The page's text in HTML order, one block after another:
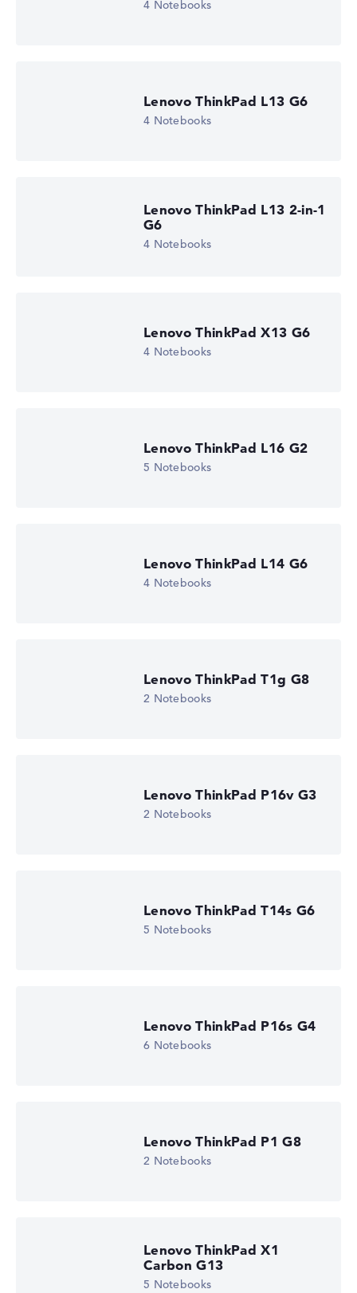
4 Notebooks
Lenovo ThinkPad L13 G6
4 Notebooks
Lenovo ThinkPad L13 2-in-1
G6
4 Notebooks
Lenovo ThinkPad X13 G6
4 Notebooks
Lenovo ThinkPad L16 G2
5 Notebooks
Lenovo ThinkPad L14 G6
4 Notebooks
Lenovo ThinkPad T1g G8
2 Notebooks
Lenovo ThinkPad P16v G3
2 Notebooks
Lenovo ThinkPad T14s G6
5 Notebooks
Lenovo ThinkPad P16s G4
6 Notebooks
Lenovo ThinkPad P1 G8
2 Notebooks
Lenovo ThinkPad X1
Carbon G13
5 Notebooks